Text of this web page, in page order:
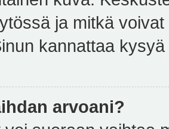
ja mitkä
kannattaa
arvoani?